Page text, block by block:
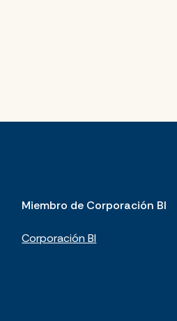
Miembro de Corporación BI
Corporación BI